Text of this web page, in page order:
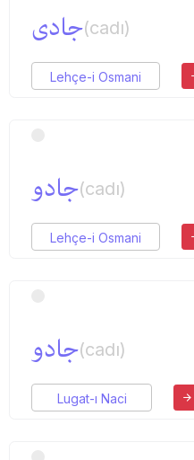
جادی(cadı)
Lehçe-i Osmani
جادو(cadı)
Lehçe-i Osmani
جادو(cadı)
Lugat-ı Naci